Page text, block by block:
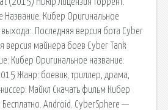
Кибер Оригинальное
выхода:. Последняя версия бота Cyber
версия майнера боев Cyber Tank
Кибер Оригинальное название:
Жанр: боевик, триллер, драма,
Майкл Скачать фильм Кибер
Android. CyberSphere —